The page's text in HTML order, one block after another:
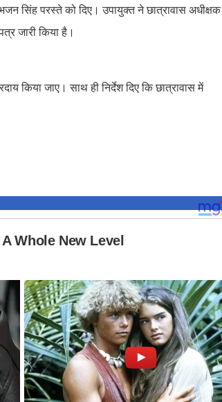
सिंह परस्ते को दिए। उपायुक्त ने छात्रावास अधीक्षक
जारी किया है।
किया जाए। साथ ही निर्देश दिए कि छात्रावास में